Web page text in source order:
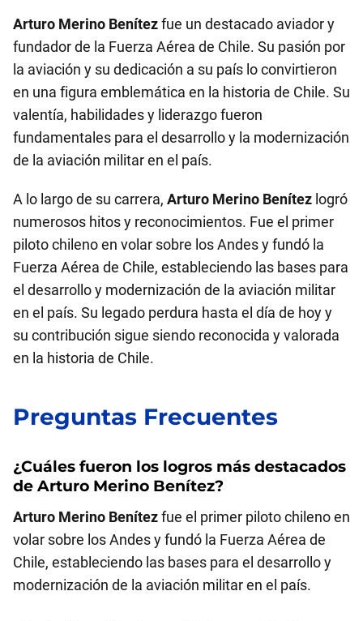
Arturo Merino Benítezfue un destacado aviador y
fundador de la Fuerza Aérea de Chile. Su pasión por
la aviación y su dedicación a su país lo convirtieron
en una figura emblemática en la historia de Chile. Su
valentía, habilidades y liderazgo fueron
fundamentales para el desarrollo y la modernización
de la aviación militar en el país.
A lo largo de su carrera, Arturo Merino Benítez logró
numerosos hitos y reconocimientos. Fue el primer
piloto chileno en volar sobre los Andes y fundó la
Fuerza Aérea de Chile, estableciendo las bases para
el desarrollo y modernización de la aviación militar
en el país. Su legado perdura hasta el día de hoy y
su contribución sigue siendo reconocida y valorada
en la historia de Chile.
Preguntas Frecuentes
¿Cuáles fueron los logros más destacados
de Arturo Merino Benítez?
Arturo Merino Benítezfue el primer piloto chileno en
volar sobre los Andes y fundó la Fuerza Aérea de
Chile, estableciendo las bases para el desarrollo y
modernización de la aviación militar en el país.